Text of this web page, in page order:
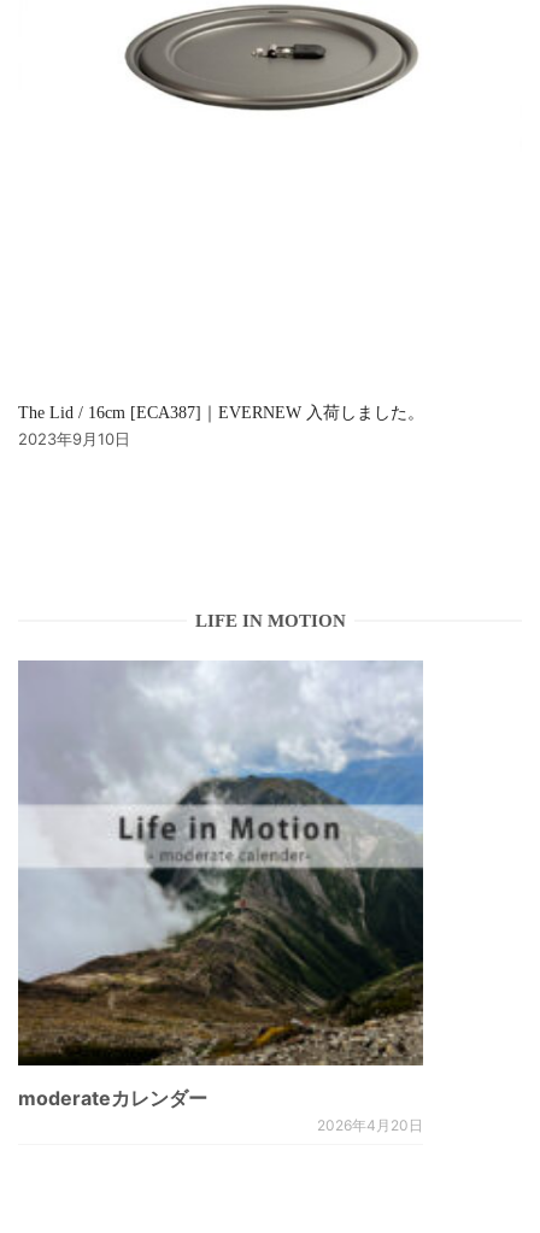
The Lid / 16cm [ECA387]｜EVERNEW 入荷しました。
2023年9月10日
LIFE IN MOTION
moderateカレンダー
2026年4月20日